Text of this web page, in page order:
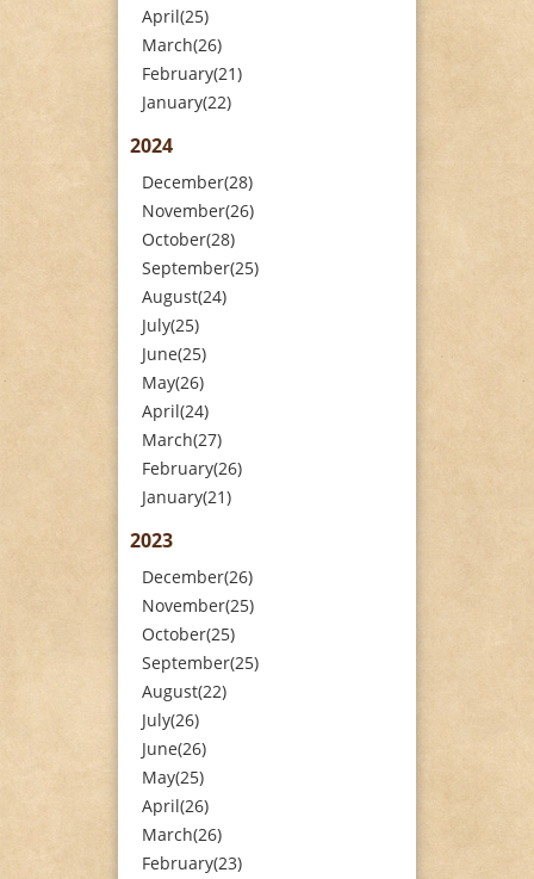
April(25)
March(26)
February(21)
January(22)
2024
December(28)
November(26)
October(28)
September(25)
August(24)
July(25)
June(25)
May(26)
April(24)
March(27)
February(26)
January(21)
2023
December(26)
November(25)
October(25)
September(25)
August(22)
July(26)
June(26)
May(25)
April(26)
March(26)
February(23)